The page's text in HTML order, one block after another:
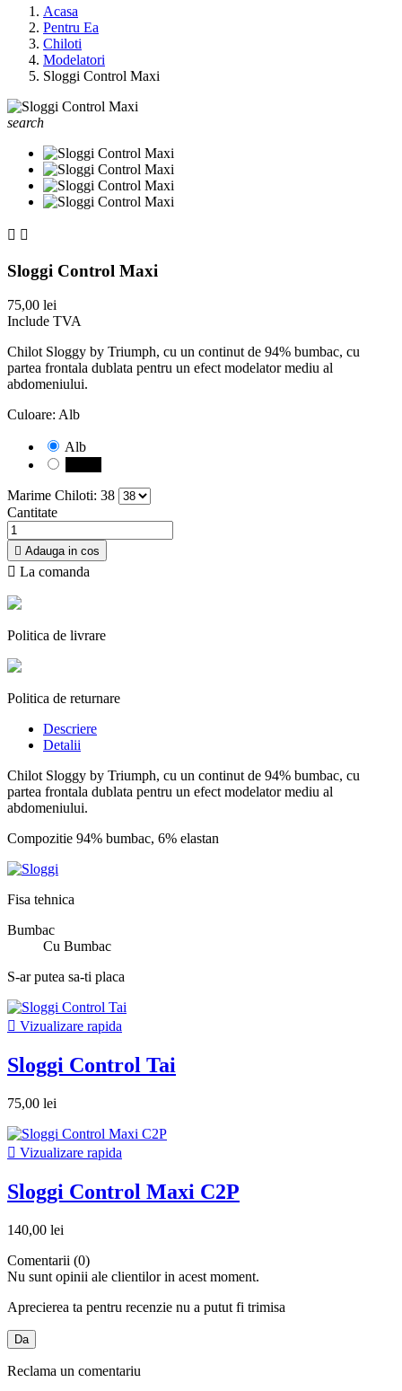
Acasa
Pentru Ea
Chiloti
Modelatori
Sloggi Control Maxi
search
 
Sloggi Control Maxi
75,00 lei
Include TVA
Chilot Sloggy by Triumph, cu un continut de 94% bumbac, cu
partea frontala dublata pentru un efect modelator mediu al
abdomeniului.
Culoare: Alb
Alb
Marime Chiloti: 38
Cantitate
 Adauga in cos
 La comanda
Politica de livrare
Politica de returnare
Descriere
Detalii
Chilot Sloggy by Triumph, cu un continut de 94% bumbac, cu
partea frontala dublata pentru un efect modelator mediu al
abdomeniului.
Compozitie 94% bumbac, 6% elastan
Fisa tehnica
Bumbac
Cu Bumbac
S-ar putea sa-ti placa
 Vizualizare rapida
Sloggi Control Tai
75,00 lei
 Vizualizare rapida
Sloggi Control Maxi C2P
140,00 lei
Comentarii (0)
Nu sunt opinii ale clientilor in acest moment.
Aprecierea ta pentru recenzie nu a putut fi trimisa
Da
Reclama un comentariu